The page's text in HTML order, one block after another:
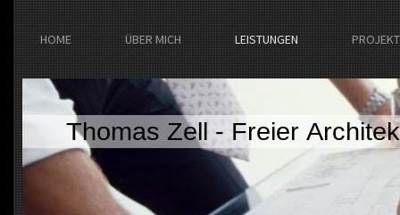
HOME ÜBER MICH LEISTUNGEN
Thomas Zell - Freier